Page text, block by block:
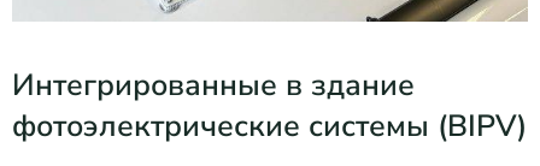
Интегрированные в здание
фотоэлектрические системы (BIPV)